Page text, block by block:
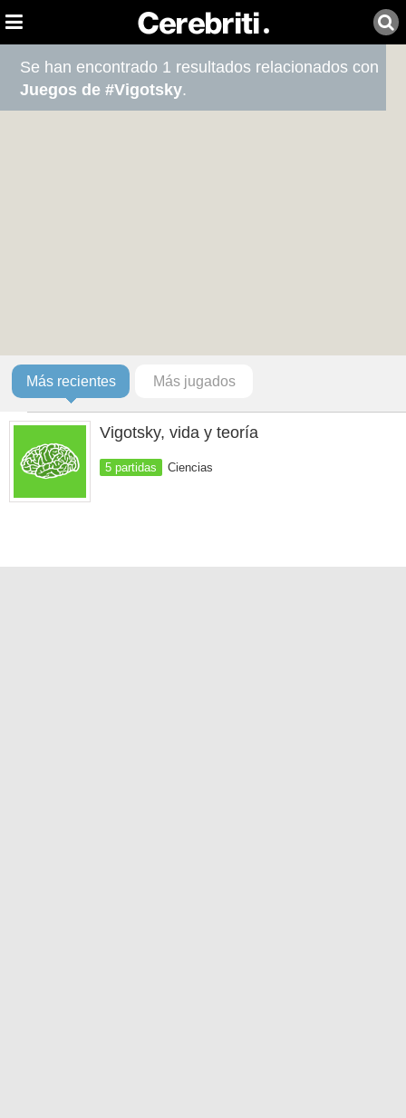
Se han encontrado 1 resultados relacionados con
Juegos de #Vigotsky.
Más recientes Más jugados
Vigotsky, vida y teoría
5 partidas Ciencias